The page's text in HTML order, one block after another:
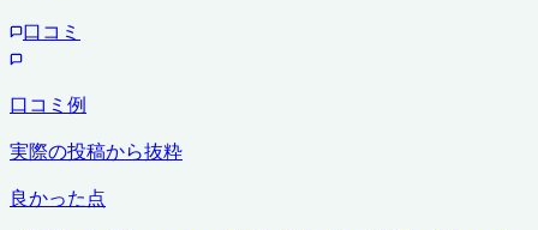
口コミ
口コミ例
実際の投稿から抜粋
良かった点